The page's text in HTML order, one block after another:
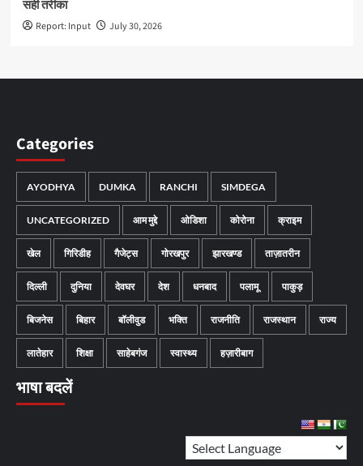
सही तरीका
Report: Input July 30, 2026
Categories
AYODHYA DUMKA RANCHI SIMDEGA
UNCATEGORIZED आम मुद्दे ओडिशा कोरोना क्राइम
खेल गिरिडीह गैजेट्स गोरखपुर झारखण्ड ताज़ातरीन
दिल्ली दुनिया देवघर देश धनबाद पलामू पाकुड़
बिजनेस बिहार बॉलीवुड भक्ति राजनीति राजस्थान राज्य
लातेहार शिक्षा साहेबगंज स्वास्थ्य हज़ारीबाग
भाषा बदलें